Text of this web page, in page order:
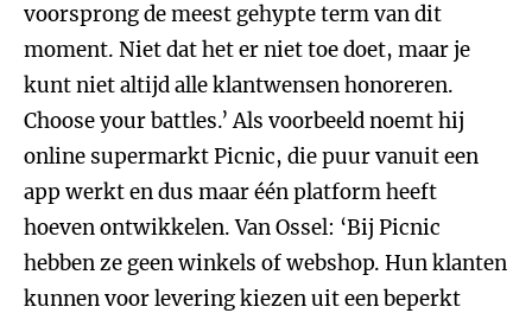
voorsprong de meest gehypte term van dit
moment. Niet dat het er niet toe doet, maar je
kunt niet altijd alle klantwensen honoreren.
Choose your battles.’ Als voorbeeld noemt hij
online supermarkt Picnic, die puur vanuit een
app werkt en dus maar één platform heeft
hoeven ontwikkelen. Van Ossel: ‘Bij Picnic
hebben ze geen winkels of webshop. Hun klanten
kunnen voor levering kiezen uit een beperkt